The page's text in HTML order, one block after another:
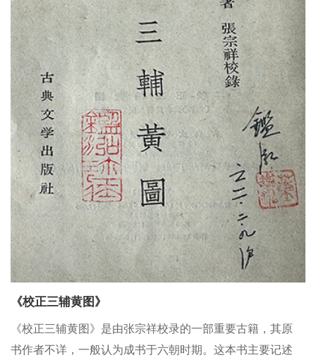
《校正三辅黄图》
《校正三辅黄图》是由张宗祥校录的一部重要古籍，其原
书作者不详，一般认为成书于六朝时期。这本书主要记述